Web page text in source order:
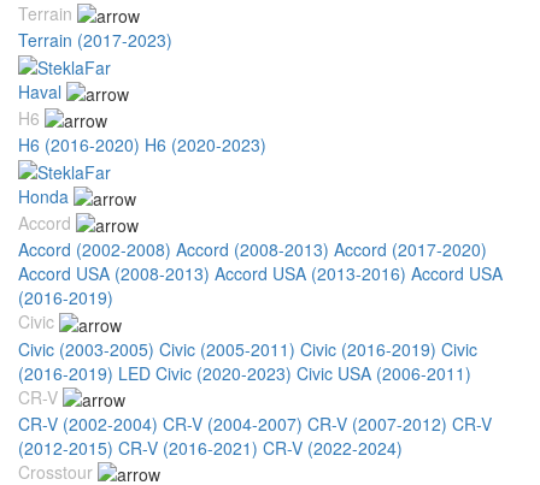
Terrain
Terrain (2017-2023)
Haval
H6
H6 (2016-2020) H6 (2020-2023)
Honda
Accord
Accord (2002-2008) Accord (2008-2013) Accord (2017-2020)
Accord USA (2008-2013) Accord USA (2013-2016) Accord USA
(2016-2019)
Civic
Civic (2003-2005) Civic (2005-2011) Civic (2016-2019) Civic
(2016-2019) LED Civic (2020-2023) Civic USA (2006-2011)
CR-V
CR-V (2002-2004) CR-V (2004-2007) CR-V (2007-2012) CR-V
(2012-2015) CR-V (2016-2021) CR-V (2022-2024)
Crosstour